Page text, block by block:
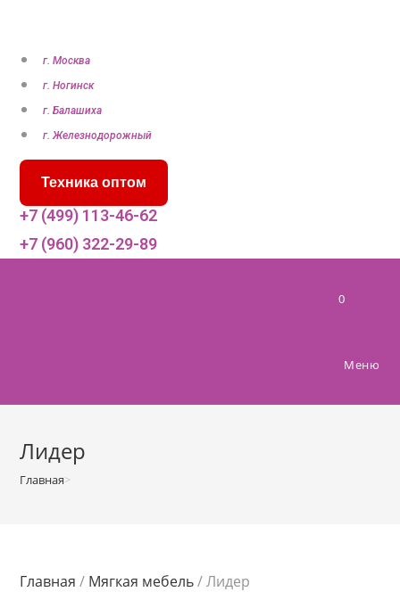
д
г. Москва
г. Ногинск
г. Балашиха
г. Железнодорожный
Техника оптом
+7 (499) 113-46-62
+7 (960) 322-29-89
0
Меню
Лидер
Главная>
Главная / Мягкая мебель/ Лидер